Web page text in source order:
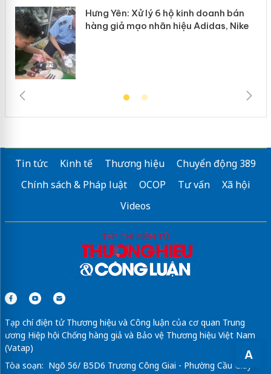
A
Hưng Yên: Xử lý 6 hộ kinh doanh bán
hàng giả mạo nhãn hiệu Adidas, Nike
Tin tức Kinh tế Thương hiệu
Chuyển động 389
Chính sách & Pháp luật
OCOP Tư vấn
Xã hội
Videos
Tạp chí điện tử Thương hiệu và Công luận của cơ quan Trung
ương Hiệp hội Chống hàng giả và Bảo vệ Thương hiệu Việt Nam
(Vatap)
Tòa soạn: Ngõ 56/ B5D6 Trương Công Giai - Phường Cầu Giấy -